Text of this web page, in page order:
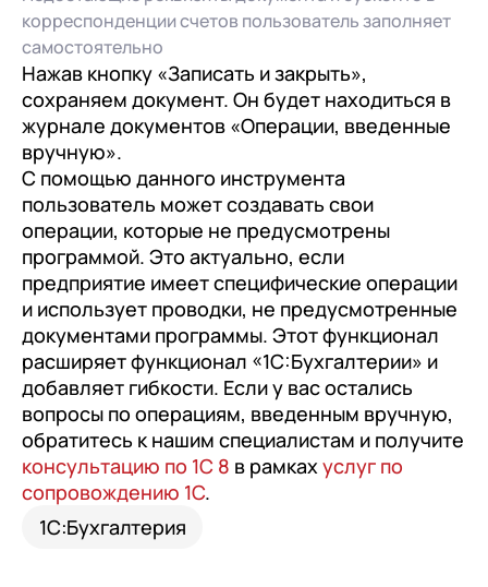
корреспонденции счетов пользователь заполняет
самостоятельно
Нажав кнопку «Записать и закрыть»,
сохраняем документ. Он будет находиться в
журнале документов «Операции, введенные
вручную».
С помощью данного инструмента
пользователь может создавать свои
операции, которые не предусмотрены
программой. Это актуально, если
предприятие имеет специфические операции
и использует проводки, не предусмотренные
документами программы. Этот функционал
расширяет функционал «1С:Бухгалтерии» и
добавляет гибкости. Если у вас остались
вопросы по операциям, введенным вручную,
обратитесь к нашим специалистам и получите
консультацию по 1С 8 в рамках услуг по
сопровождению 1С.
1С:Бухгалтерия